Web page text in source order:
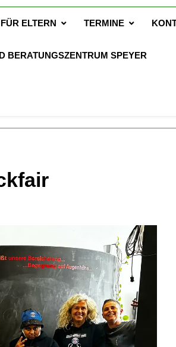
Im Erlich
FÜR ELTERN TERMINE
BERATUNGSZENTRUM SPEYER